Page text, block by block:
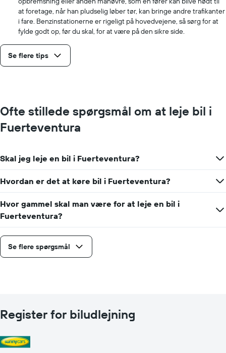
at foretage, når han pludselig løber tør, kan bringe andre trafikanter
i fare. Benzinstationerne er rigeligt på hovedvejene, så sørg for at
fylde godt op, før du skal, for at være på den sikre side.
Se flere tips
Ofte stillede spørgsmål om at leje bil i
Fuerteventura
Skal jeg leje en bil i Fuerteventura?
Hvordan er det at køre bil i Fuerteventura?
Hvor gammel skal man være for at leje en bil i
Fuerteventura?
Se flere spørgsmål
Register for biludlejning